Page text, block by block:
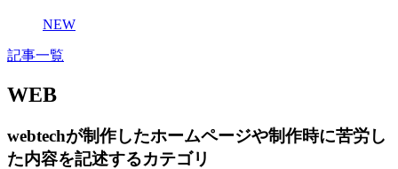
NEW
記事一覧
WEB
webtechが制作したホームページや制作時に苦労し
た内容を記述するカテゴリ